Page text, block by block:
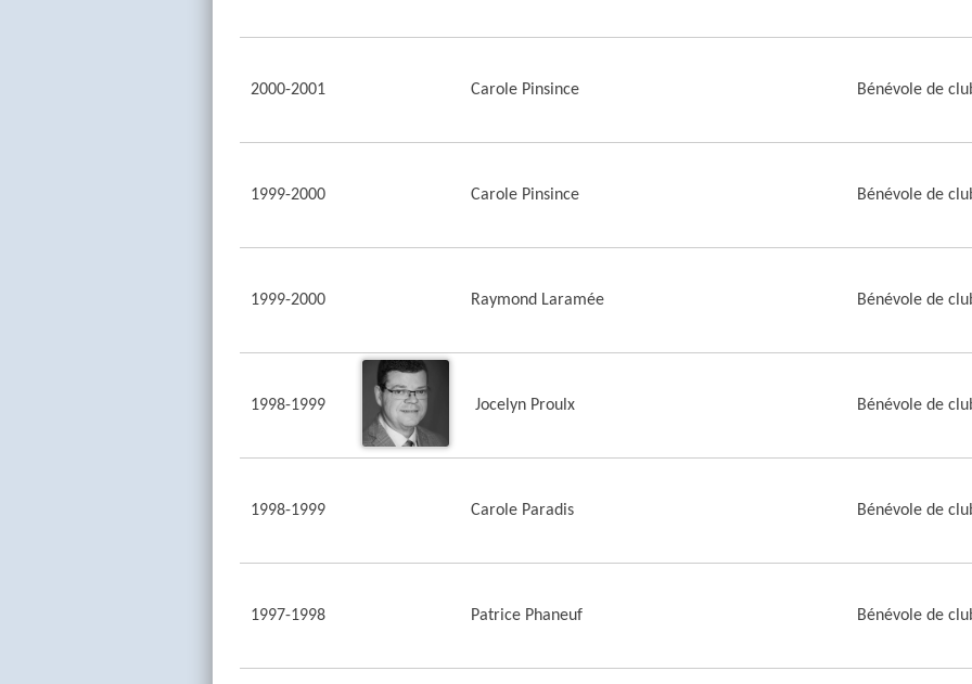
2000-2001 Carole Pinsince Bénévole de
1999-2000 Carole Pinsince Bénévole de
1999-2000 Raymond Laramée Bénévole de
1998-1999 Jocelyn Proulx Bénévole de
1998-1999 Carole Paradis Bénévole de
1997-1998 Patrice Phaneuf Bénévole de